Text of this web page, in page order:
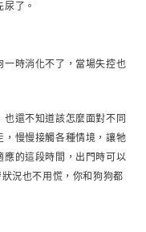
了。
一時消化不了，當場失控也
還不知道該怎麼面對不同
，慢慢接觸各種情境，讓牠
應的這段時間，出門時可以
況也不用慌，你和狗狗都